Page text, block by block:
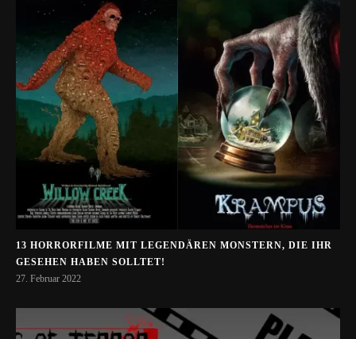
13 HORRORFILME MIT LEGENDÄREN MONSTERN, DIE IHR
GESEHEN HABEN SOLLTET!
27. Februar 2022